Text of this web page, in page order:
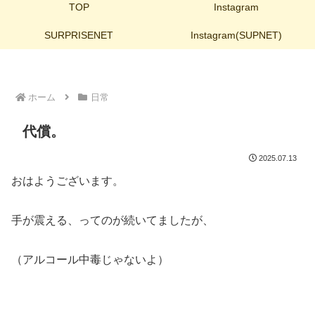
TOP Instagram
SURPRISENET Instagram(SUPNET)
ホーム 日常
代償。
2025.07.13
おはようございます。
手が震える、ってのが続いてましたが、
（アルコール中毒じゃないよ）